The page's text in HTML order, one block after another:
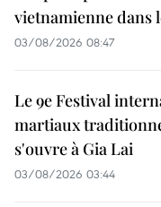
vietnamienne dans
03/08/2026 08:47
Le 9e Festival
martiaux
s'ouvre à Gia Lai
03/08/2026 03:44